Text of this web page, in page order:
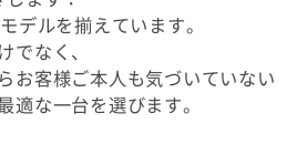
デルを揃えています。
でなく、
お客様ご本人も気づいていない
適な一台を選びます。